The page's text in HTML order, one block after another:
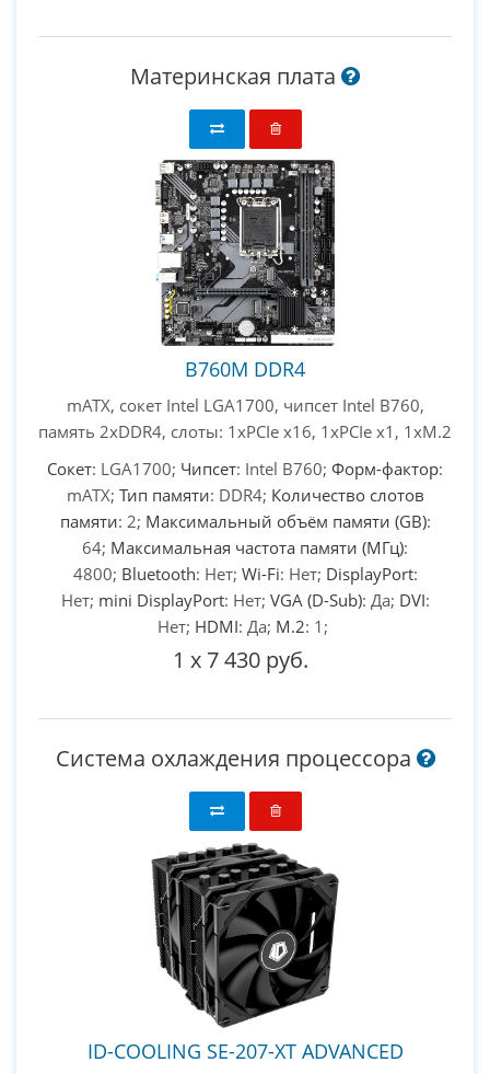
Материнская плата
B760M DDR4
mATX, сокет Intel LGA1700, чипсет Intel B760,
память 2xDDR4, слоты: 1xPCIe x16, 1xPCIe x1, 1xM.2
Сокет: LGA1700; Чипсет: Intel B760; Форм-фактор:
mATX; Тип памяти: DDR4; Количество слотов
памяти: 2; Максимальный объём памяти (GB):
64; Максимальная частота памяти (МГц):
4800; Bluetooth: Нет; Wi-Fi: Нет; DisplayPort:
Нет; mini DisplayPort: Нет; VGA (D-Sub): Да; DVI:
Нет; HDMI: Да; M.2: 1;
1 x 7 430 руб.
Система охлаждения процессора
ID-COOLING SE-207-XT ADVANCED